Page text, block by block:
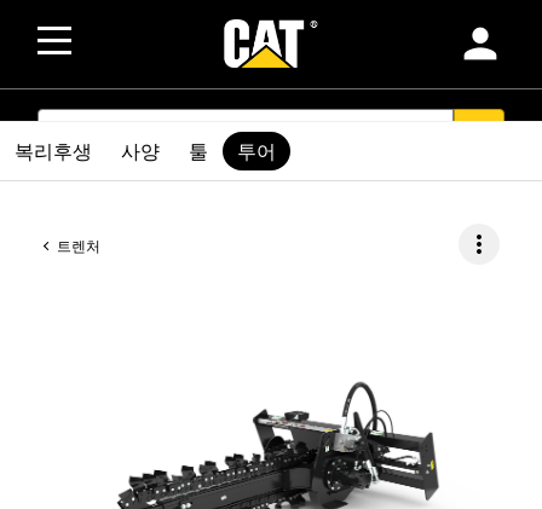
person
SEARCH
트렌처 more_vert
복리후생 사양 툴 투어